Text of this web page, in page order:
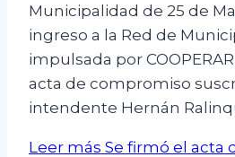
Municipalidad de 25 de
ingreso a la Red de
impulsada por
acta de compromiso
intendente Hernán
Leer más Se firmó el acta